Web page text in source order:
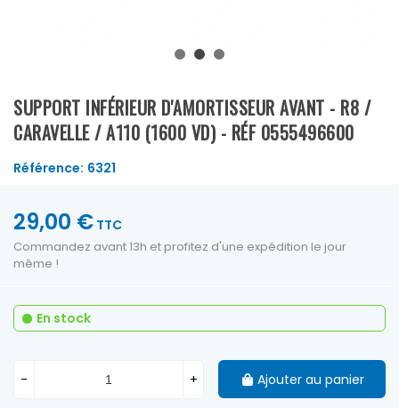
SUPPORT INFÉRIEUR D'AMORTISSEUR AVANT - R8 /
CARAVELLE / A110 (1600 VD) - RÉF 0555496600
Référence: 6321
29,00 € TTC
Commandez avant 13h et profitez d'une expédition le jour
même !
En stock
- + Ajouter au panier